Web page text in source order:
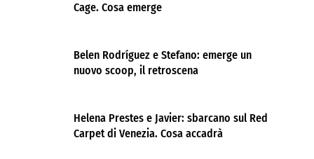
Cage. Cosa emerge
Belen Rodríguez e Stefano: emerge un
nuovo scoop, il retroscena
Helena Prestes e Javier: sbarcano sul Red
Carpet di Venezia. Cosa accadrà